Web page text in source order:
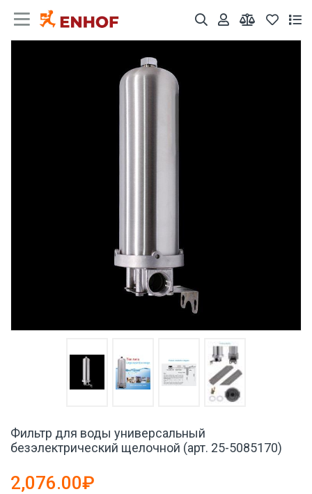
Фильтр для воды универсальный
безэлектрический щелочной (арт. 25-5085170)
2,076.00₽